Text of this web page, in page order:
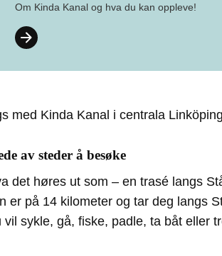
Om Kinda Kanal og hva du kan oppleve!
av steder å besøke
det høres ut som – en trasé langs
er på 14 kilometer og tar deg langs
sykle, gå, fiske, padle, ta båt eller